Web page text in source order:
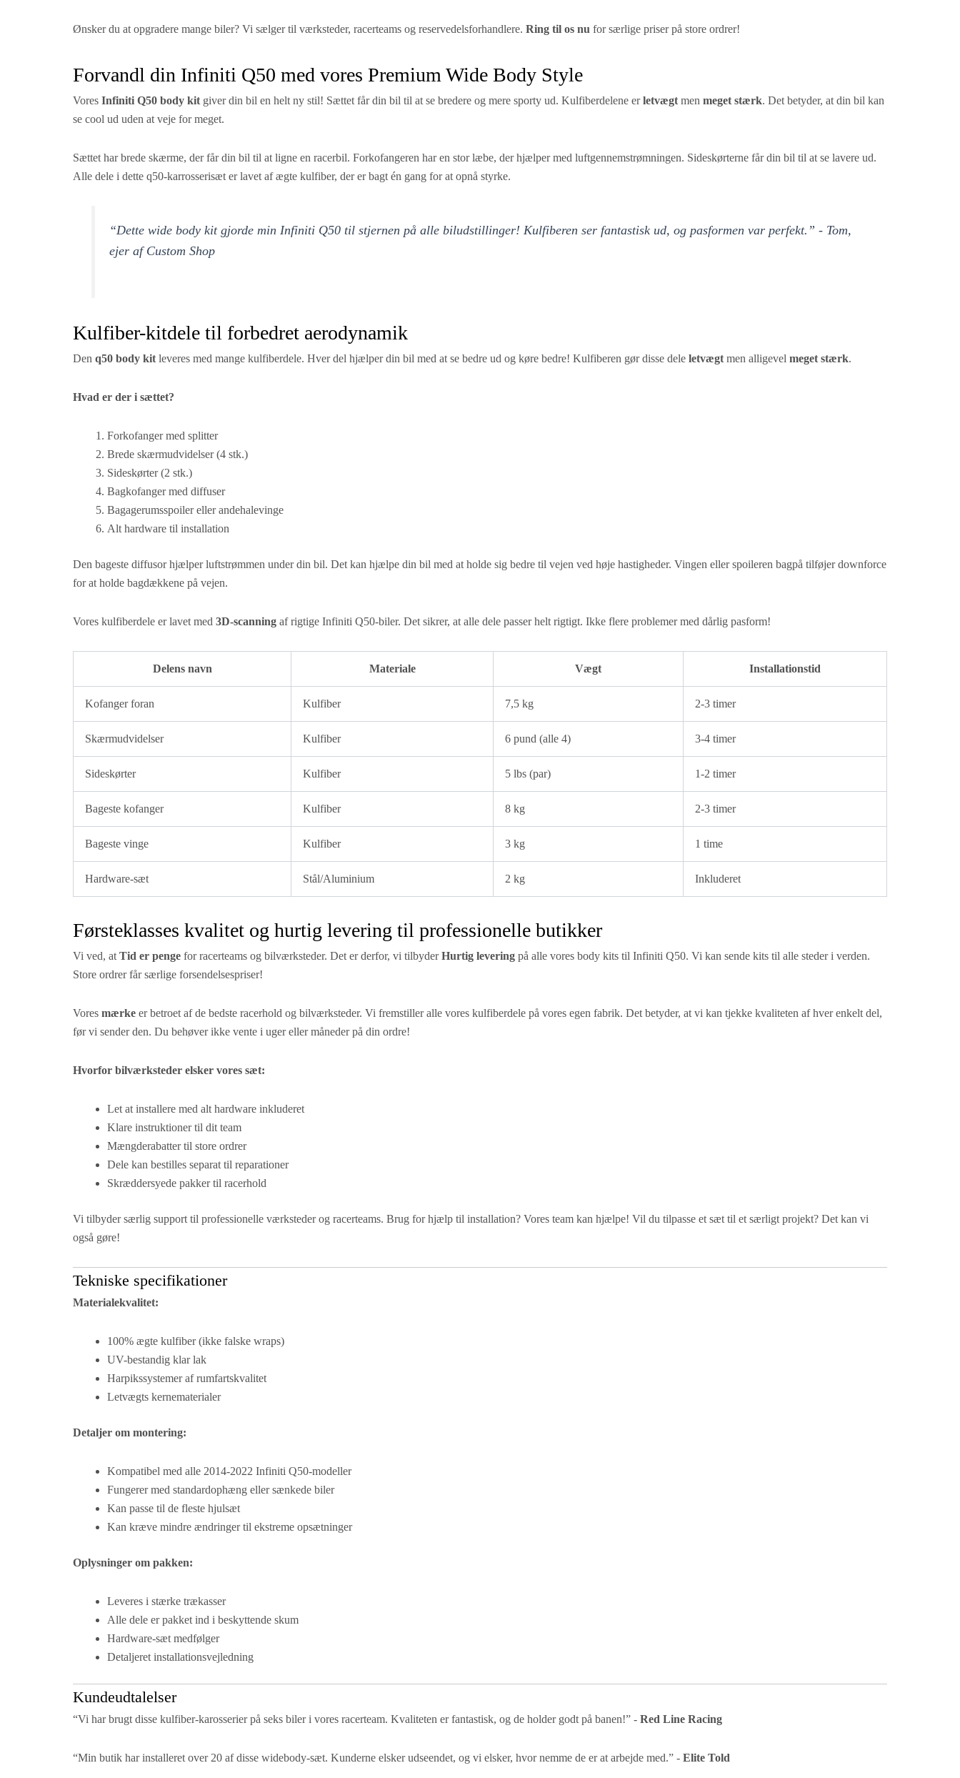
Ønsker du at opgradere mange biler? Vi sælger til værksteder, racerteams og reservedelsforhandlere. Ring til os nu for særlige priser på store ordrer!
Forvandl din Infiniti Q50 med vores Premium Wide Body Style
Vores Infiniti Q50 body kit giver din bil en helt ny stil! Sættet får din bil til at se bredere og mere sporty ud. Kulfiberdelene erletvægt men meget stærk. Det betyder, at din bil kan
se cool ud uden at veje for meget.
Sættet har brede skærme, der får din bil til at ligne en racerbil. Forkofangeren har en stor læbe, der hjælper med luftgennemstrømningen. Sideskørterne får din bil til at se lavere ud.
Alle dele i dette q50-karrosserisæt er lavet af ægte kulfiber, der er bagt én gang for at opnå styrke.
“Dette wide body kit gjorde min Infiniti Q50 til stjernen på alle biludstillinger! Kulfiberen ser fantastisk ud, og pasformen var perfekt.” - Tom,
ejer af Custom Shop
Kulfiber-kitdele til forbedret aerodynamik
Den q50 body kit leveres med mange kulfiberdele. Hver del hjælper din bil med at se bedre ud og køre bedre! Kulfiberen gør disse dele letvægt men alligevel meget stærk.
Hvad er der i sættet?
Forkofanger med splitter
Brede skærmudvidelser (4 stk.)
Sideskørter (2 stk.)
Bagkofanger med diffuser
Bagagerumsspoiler eller andehalevinge
Alt hardware til installation
Den bageste diffusor hjælper luftstrømmen under din bil. Det kan hjælpe din bil med at holde sig bedre til vejen ved høje hastigheder. Vingen eller spoileren bagpå tilføjer downforce
for at holde bagdækkene på vejen.
Vores kulfiberdele er lavet med 3D-scanning af rigtige Infiniti Q50-biler. Det sikrer, at alle dele passer helt rigtigt. Ikke flere problemer med dårlig pasform!
Delens navn Materiale Vægt Installationstid
Kofanger foran Kulfiber 7,5 kg 2-3 timer
Skærmudvidelser Kulfiber 6 pund (alle 4) 3-4 timer
Sideskørter Kulfiber 5 lbs (par) 1-2 timer
Bageste kofanger Kulfiber 8 kg 2-3 timer
Bageste vinge Kulfiber 3 kg 1 time
Hardware-sæt Stål/Aluminium 2 kg Inkluderet
Førsteklasses kvalitet og hurtig levering til professionelle butikker
Vi ved, at Tid er penge for racerteams og bilværksteder. Det er derfor, vi tilbyderHurtig levering på alle vores body kits til Infiniti Q50. Vi kan sende kits til alle steder i verden.
Store ordrer får særlige forsendelsespriser!
Vores mærke er betroet af de bedste racerhold og bilværksteder. Vi fremstiller alle vores kulfiberdele på vores egen fabrik. Det betyder, at vi kan tjekke kvaliteten af hver enkelt del,
før vi sender den. Du behøver ikke vente i uger eller måneder på din ordre!
Hvorfor bilværksteder elsker vores sæt:
Let at installere med alt hardware inkluderet
Klare instruktioner til dit team
Mængderabatter til store ordrer
Dele kan bestilles separat til reparationer
Skræddersyede pakker til racerhold
Vi tilbyder særlig support til professionelle værksteder og racerteams. Brug for hjælp til installation? Vores team kan hjælpe! Vil du tilpasse et sæt til et særligt projekt? Det kan vi
også gøre!
Tekniske specifikationer
Materialekvalitet:
100% ægte kulfiber (ikke falske wraps)
UV-bestandig klar lak
Harpikssystemer af rumfartskvalitet
Letvægts kernematerialer
Detaljer om montering:
Kompatibel med alle 2014-2022 Infiniti Q50-modeller
Fungerer med standardophæng eller sænkede biler
Kan passe til de fleste hjulsæt
Kan kræve mindre ændringer til ekstreme opsætninger
Oplysninger om pakken:
Leveres i stærke trækasser
Alle dele er pakket ind i beskyttende skum
Hardware-sæt medfølger
Detaljeret installationsvejledning
Kundeudtalelser
“Vi har brugt disse kulfiber-karosserier på seks biler i vores racerteam. Kvaliteten er fantastisk, og de holder godt på banen!” - Red Line Racing
“Min butik har installeret over 20 af disse widebody-sæt. Kunderne elsker udseendet, og vi elsker, hvor nemme de er at arbejde med.” - Elite Told